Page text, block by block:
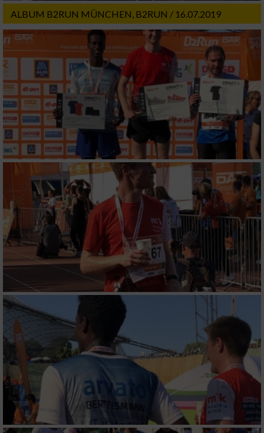
ALBUM B2RUN MÜNCHEN, B2RUN / 16.07.2019